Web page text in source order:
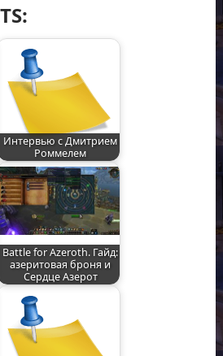
Интервью с Дмитрием
Роммелем
Battle for Azeroth. Гайд:
азеритовая броня и
Сердце Азерот